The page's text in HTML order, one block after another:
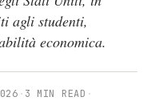
agli studenti,
economica.
· 3 MIN READ ·